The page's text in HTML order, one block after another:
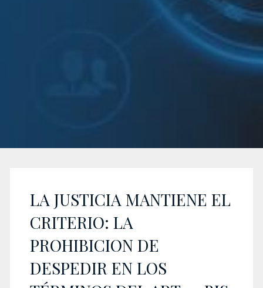
LA JUSTICIA MANTIENE EL
CRITERIO: LA
PROHIBICION DE
DESPEDIR EN LOS